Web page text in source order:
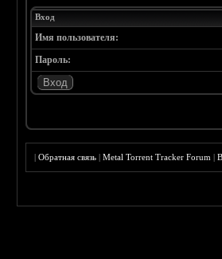
Вход
Имя пользователя:
Пароль:
|Обратная связь |Metal Torrent Tracker Forum |